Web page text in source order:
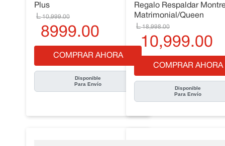
Plus
10,999.00
8999.00
COMPRAR AHORA
Disponible
Para Envío
Regalo Respaldar
Matrimonial/Queen
18,998.00
10,999.00
COMPRAR AHORA
Disponible
Para Envío